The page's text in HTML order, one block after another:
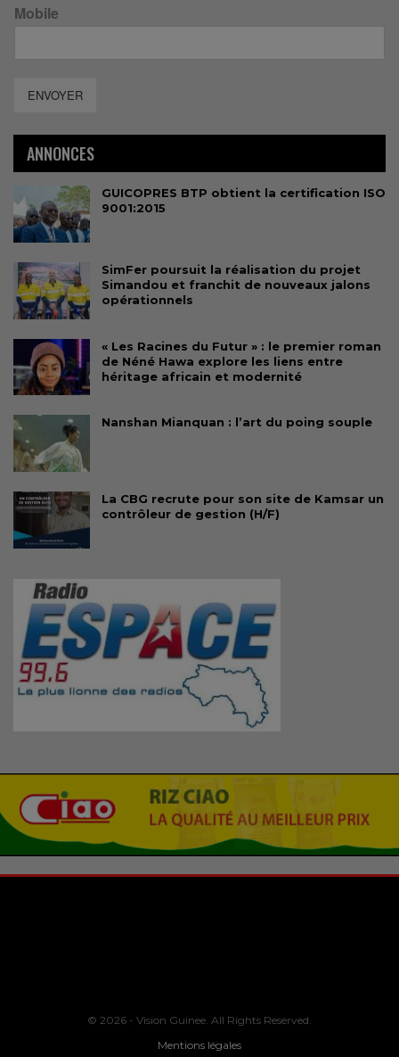
Mobile
ENVOYER
ANNONCES
GUICOPRES BTP obtient la certification ISO
9001:2015
SimFer poursuit la réalisation du projet
Simandou et franchit de nouveaux jalons
opérationnels
« Les Racines du Futur » : le premier roman
de Néné Hawa explore les liens entre
héritage africain et modernité
Nanshan Mianquan : l’art du poing souple
La CBG recrute pour son site de Kamsar un
contrôleur de gestion (H/F)
© 2026 - Vision Guinee. All Rights Reserved.
Mentions légales